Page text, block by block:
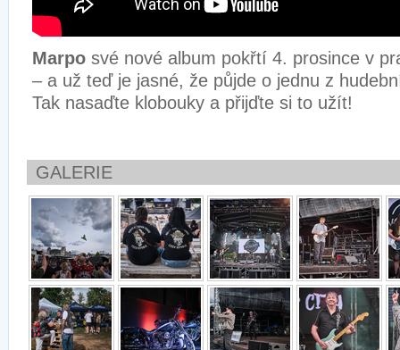
Marpo své nové album pokřtí 4. prosince v
– a už teď je jasné, že půjde o jednu z
Tak nasaďte klobouky a přijďte si to užít!
GALERIE